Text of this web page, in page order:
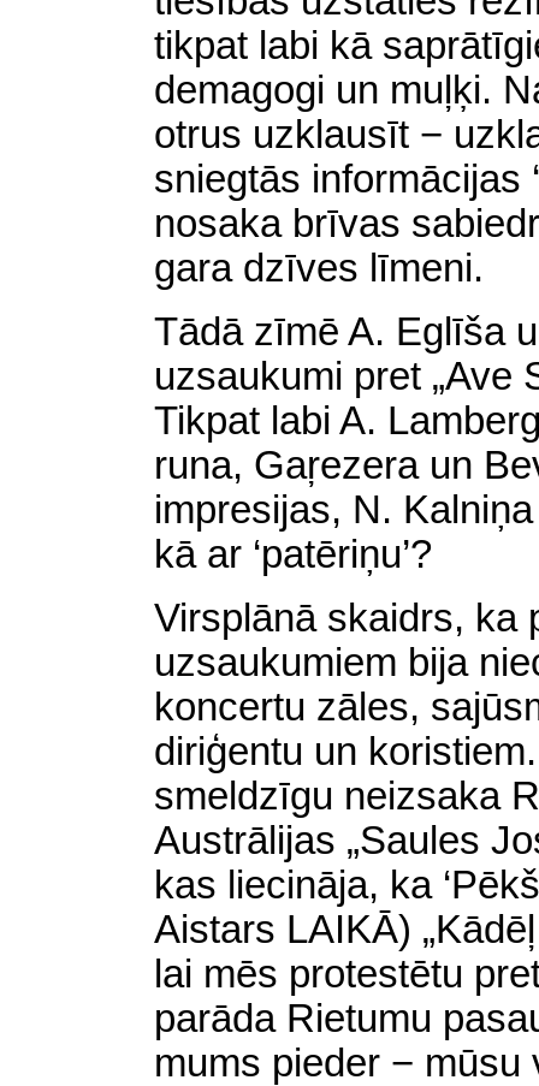
tikpat labi kā
demagogi un muļķi.
otrus uzklausīt −
sniegtās informācijas
nosaka brīvas
gara dzīves līmeni.
Tādā zīmē A. Eglīša
uzsaukumi pret „Ave
Tikpat labi A.
runa, Gaŗezera un
impresijas, N.
kā ar ‘patēriņu’?
Virsplānā skaidrs, ka
uzsaukumiem bija
koncertu zāles,
diriģentu un
smeldzīgu neizsaka
Austrālijas „Saules
kas liecināja, ka
Aistars LAIKĀ)
lai mēs protestētu
parāda Rietumu
mums pieder − mūsu